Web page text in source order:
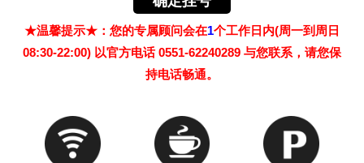
★温馨提示★：您的专属顾问会在1个工作日内(周一到周日
08:30-22:00) 以官方电话 0551-62240289 与您联系，请您保
持电话畅通。